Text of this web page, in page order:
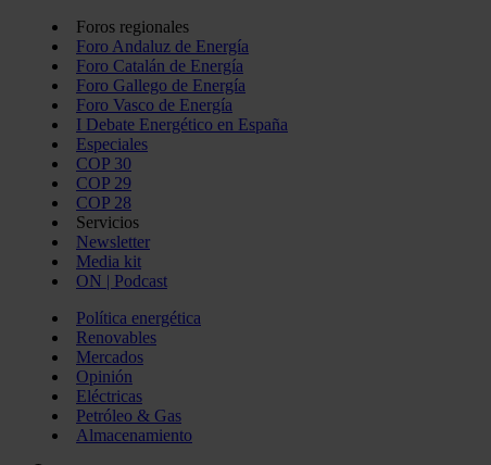
Foros regionales
Foro Andaluz de Energía
Foro Catalán de Energía
Foro Gallego de Energía
Foro Vasco de Energía
I Debate Energético en España
Especiales
COP 30
COP 29
COP 28
Servicios
Newsletter
Media kit
ON | Podcast
Política energética
Renovables
Mercados
Opinión
Eléctricas
Petróleo & Gas
Almacenamiento